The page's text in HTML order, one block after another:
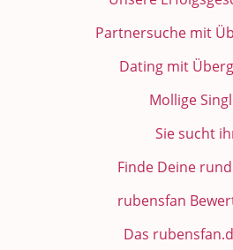
Partnersuche mit
Dating mit
Mollige
Sie sucht
Finde Deine
rubensfan
Das